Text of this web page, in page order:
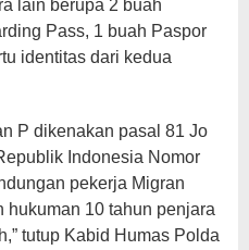
lain berupa 2 buah
Pass, 1 buah Paspor
identitas dari kedua
P dikenakan pasal 81 Jo
Indonesia Nomor
pekerja Migran
hukuman 10 tahun penjara
tutup Kabid Humas Polda